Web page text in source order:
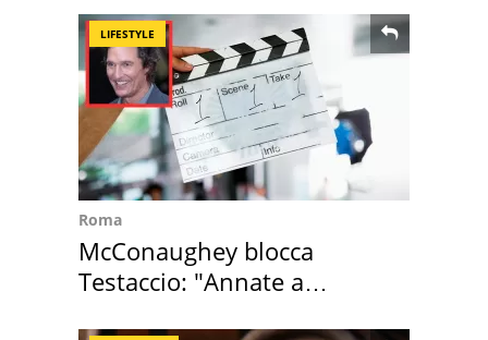
LIFESTYLE
Roma
McConaughey blocca
Testaccio: "Annate a